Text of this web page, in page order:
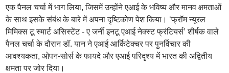
एक पैनल चर्चा में भाग लिया, जिसमें उन्होंने एआई के भविष्य और मानव क्षमताओं
के साथ इसके संबंध के बारे में अपना दृष्टिकोण पेश किया। ‘फ्रॉम न्यूरल
मिमिक्स टू स्मार्ट असिस्टेंट - ए जर्नी इनटू एआई नेक्स्ट फ्रंटियर्स’ शीर्षक वाले
पैनल चर्चा के दौरान डॉ. यान ने एआई आर्किटेक्चर पर पुनर्विचार की
आवश्यकता, ओपन-सोर्स के फायदे और एआई परिदृश्य में भारत की अद्वितीय
क्षमता पर जोर दिया।